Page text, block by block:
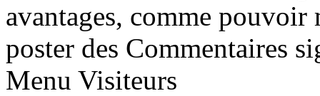
avantages, comme
poster des Commentaires
Menu Visiteurs